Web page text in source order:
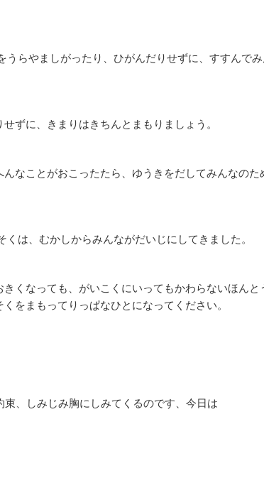
うらやましがったり、ひがんだりせずに、すすんで
ずに、きまりはきちんとまもりましょう。
んなことがおこったたら、ゆうきをだしてみんなのた
くは、むかしからみんながだいじにしてきました。
きくなっても、がいこくにいってもかわらないほんと
くをまもってりっぱなひとになってください。
、しみじみ胸にしみてくるのです、今日は